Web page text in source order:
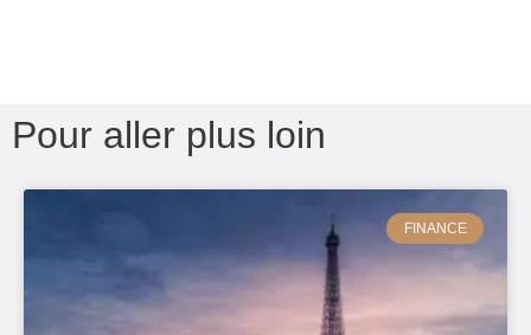
Pour aller plus loin
FINANCE